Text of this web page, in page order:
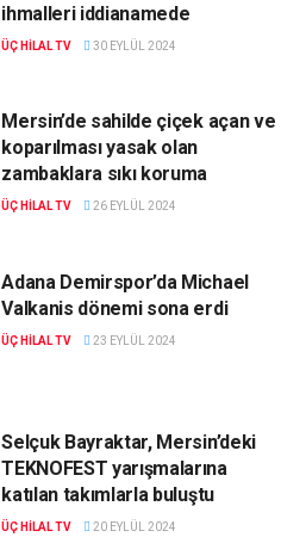
ihmalleri iddianamede
ÜÇ HILAL TV 30 EYLÜL 2024
Mersin’de sahilde çiçek açan ve
koparılması yasak olan
zambaklara sıkı koruma
ÜÇ HILAL TV 26 EYLÜL 2024
Adana Demirspor’da Michael
Valkanis dönemi sona erdi
ÜÇ HILAL TV 23 EYLÜL 2024
Selçuk Bayraktar, Mersin’deki
TEKNOFEST yarışmalarına
katılan takımlarla buluştu
ÜÇ HILAL TV 20 EYLÜL 2024